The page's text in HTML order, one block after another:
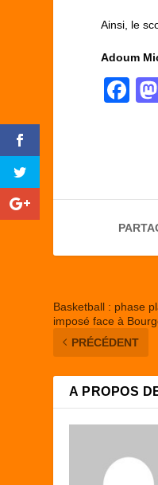
Ainsi, le
Adoum
F
b
o
Basketball : phase
imposé face à
PRÉCÉDENT
A PROPOS